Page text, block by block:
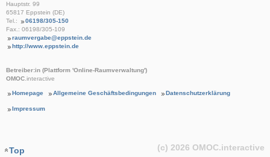
Hauptstr. 99
65817 Eppstein (DE)
Tel.:
06198/305-150
Fax.: 06198/305-109
raumvergabe@eppstein.de
http://www.eppstein.de
Betreiber:in (Plattform 'Online-Raumverwaltung')
OMOC.interactive
Homepage Allgemeine Geschäftsbedingungen Datenschutzerklärung
Impressum
Top (c) 2026 OMOC.interactive